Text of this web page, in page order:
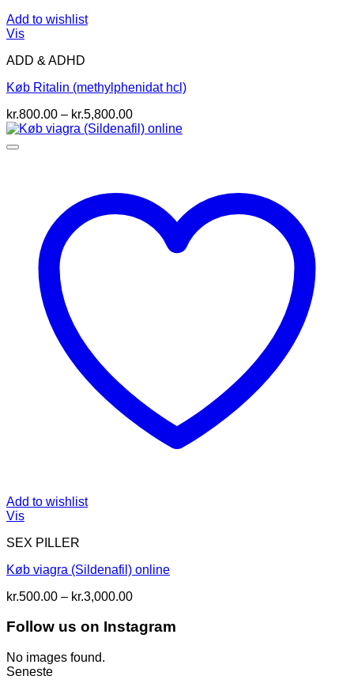
Add to wishlist
Vis
ADD & ADHD
Køb Ritalin (methylphenidat hcl)
kr.800.00 – kr.5,800.00Prisinterval:
kr.800.00
Add to wishlist
Vis
SEX PILLER
Køb viagra (Sildenafil) online
kr.500.00 – kr.3,000.00Prisinterval:
til
kr.3,000.00
Follow us on Instagram
No images found.
Seneste